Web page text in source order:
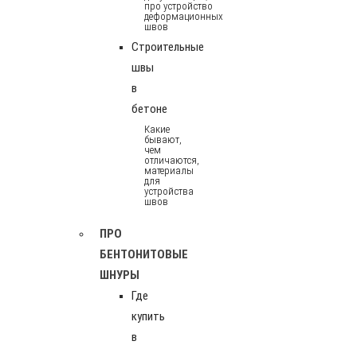
про устройство
деформационных
швов
Строительные
швы
в
бетоне
Какие
бывают,
чем
отличаются,
материалы
для
устройства
швов
ПРО
БЕНТОНИТОВЫЕ
ШНУРЫ
Где
купить
в